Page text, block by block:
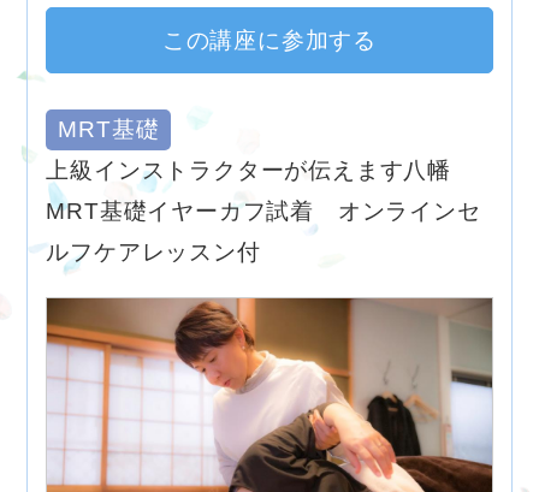
この講座に参加する
MRT基礎
上級インストラクターが伝えます八幡
MRT基礎イヤーカフ試着 オンラインセ
ルフケアレッスン付